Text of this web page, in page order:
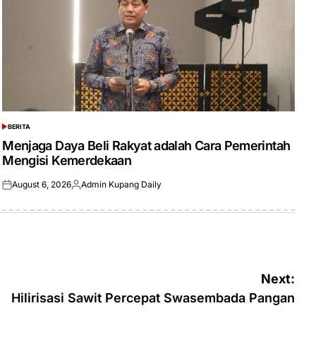
POSTED
IN
BERITA
Menjaga Daya Beli Rakyat adalah Cara Pemerintah
Mengisi Kemerdekaan
Posted
August 6, 2026Posted
Admin Kupang Daily
Next:
Hilirisasi Sawit Percepat Swasembada Pangan